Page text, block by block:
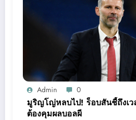
Admin 0
มูริญโญ่หลบไป! ร็อบสันชี้ถึงเ
ต้องคุมผลบอลผี